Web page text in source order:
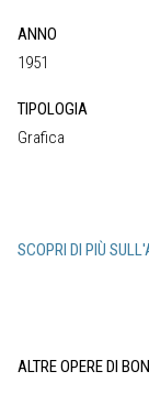
ANNO
1951
TIPOLOGIA
Grafica
SCOPRI DI PIÙ
ALTRE OPERE DI